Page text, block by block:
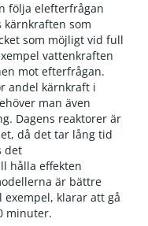
följa elefterfrågan
som
som möjligt vid full
vattenkraften
mot efterfrågan.
andel kärnkraft i
man även
Dagens reaktorer är
då det tar lång tid
det
hålla effekten
är bättre
exempel, klarar att gå
minuter.